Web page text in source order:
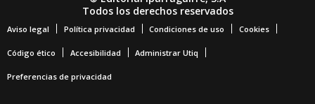
Todos los derechos reservados
Aviso legal Política privacidad Condiciones de uso Cookies
Código ético Accesibilidad Administrar Utiq
Preferencias de privacidad